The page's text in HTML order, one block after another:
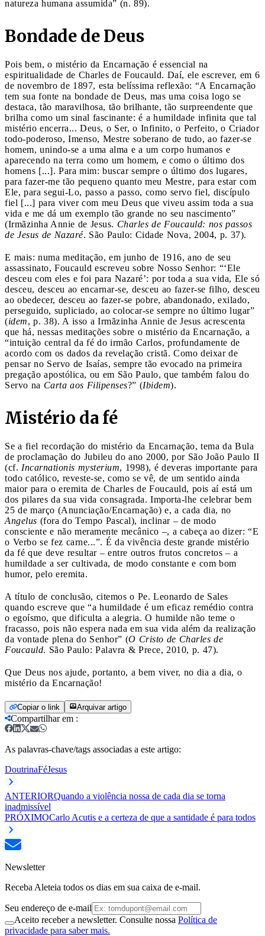
natureza humana assumida” (n. 89).
Bondade de Deus
Pois bem, o mistério da Encarnação é essencial na
espiritualidade de Charles de Foucauld. Daí, ele escrever, em 6
de novembro de 1897, esta belíssima reflexão: “A Encarnação
tem sua fonte na bondade de Deus, mas uma coisa logo se
destaca, tão maravilhosa, tão brilhante, tão surpreendente que
brilha como um sinal fascinante: é a humildade infinita que tal
mistério encerra... Deus, o Ser, o Infinito, o Perfeito, o Criador
todo-poderoso, Imenso, Mestre soberano de tudo, ao fazer-se
homem, unindo-se a uma alma e a um corpo humanos e
aparecendo na terra como um homem, e como o último dos
homens [...]. Para mim: buscar sempre o último dos lugares,
para fazer-me tão pequeno quanto meu Mestre, para estar com
Ele, para segui-Lo, passo a passo, como servo fiel, discípulo
fiel [...] para viver com meu Deus que viveu assim toda a sua
vida e me dá um exemplo tão grande no seu nascimento”
(Irmãzinha Annie de Jesus. Charles de Foucauld: nos passos
de Jesus de Nazaré. São Paulo: Cidade Nova, 2004, p. 37).
E mais: numa meditação, em junho de 1916, ano de seu
assassinato, Foucauld escreveu sobre Nosso Senhor: “‘Ele
desceu com eles e foi para Nazaré’: por toda a sua vida, Ele só
desceu, desceu ao encarnar-se, desceu ao fazer-se filho, desceu
ao obedecer, desceu ao fazer-se pobre, abandonado, exilado,
perseguido, supliciado, ao colocar-se sempre no último lugar”
(idem, p. 38). A isso a Irmãzinha Annie de Jesus acrescenta
que há, nessas meditações sobre o mistério da Encarnação, a
“intuição central da fé do irmão Carlos, profundamente de
acordo com os dados da revelação cristã. Como deixar de
pensar no Servo de Isaías, sempre tão evocado na primeira
pregação apostólica, ou em São Paulo, que também falou do
Servo na Carta aos Filipenses?” (Ibidem).
Mistério da fé
Se a fiel recordação do mistério da Encarnação, tema da Bula
de proclamação do Jubileu do ano 2000, por São João Paulo II
(cf. Incarnationis mysterium, 1998), é deveras importante para
todo católico, reveste-se, como se vê, de um sentido ainda
maior para o eremita de Charles de Foucauld, pois aí está um
dos pilares da sua vida consagrada. Importa-lhe celebrar bem
25 de março (Anunciação/Encarnação) e, a cada dia, no
Angelus (fora do Tempo Pascal), inclinar – de modo
consciente e não meramente mecânico –, a cabeça ao dizer: “E
o Verbo se fez carne...”. É da vivência deste grande mistério
da fé que deve resultar – entre outros frutos concretos – a
humildade a ser cultivada, de modo constante e com bom
humor, pelo eremita.
A título de conclusão, citemos o Pe. Leonardo de Sales
quando escreve que “a humildade é um eficaz remédio contra
o egoísmo, que dificulta a alegria. O humilde não teme o
fracasso, pois não espera nada em sua vida além da realização
da vontade plena do Senhor” (O Cristo de Charles de
Foucauld. São Paulo: Palavra & Prece, 2010, p. 47).
Que Deus nos ajude, portanto, a bem viver, no dia a dia, o
mistério da Encarnação!
Copiar o link Arquivar artigo
Compartilhar em :
As palavras-chave/tags associadas a este artigo:
DoutrinaFéJesus
ANTERIORQuando a violência nossa de cada dia se torna
inadmissível
PRÓXIMOCarlo Acutis e a certeza de que a santidade é para todos
Newsletter
Receba Aleteia todos os dias em sua caixa de e-mail.
Seu endereço de e-mail
Aceito receber a newsletter. Consulte nossa Política de
privacidade para saber mais.